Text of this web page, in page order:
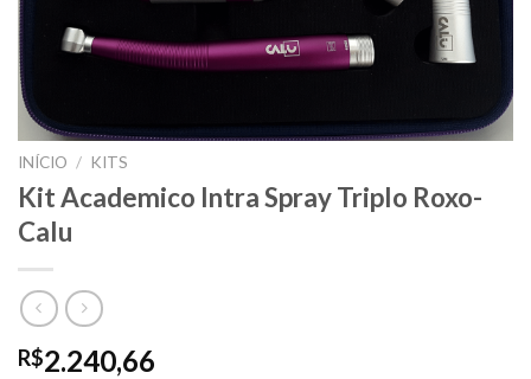
INÍCIO / KITS
Kit Academico Intra Spray Triplo Roxo-
Calu
R$2.240,66